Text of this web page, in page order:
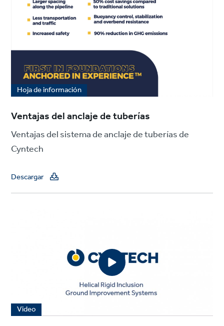
Hoja de información
Ventajas del anclaje de tuberías
Ventajas del sistema de anclaje de tuberías de
Cyntech
Descargar
Video